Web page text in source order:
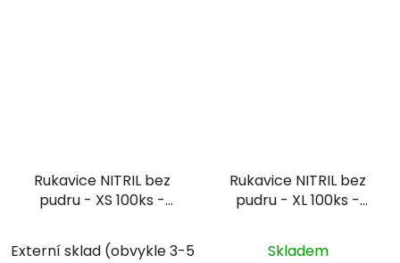
Rukavice NITRIL bez
pudru - XS 100ks -
Externí sklad (obvykle 3-5
Rukavice NITRIL bez
pudru - XL 100ks -
Skladem